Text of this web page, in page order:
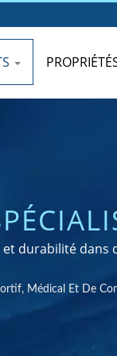
durabilité dans
Médical Et De